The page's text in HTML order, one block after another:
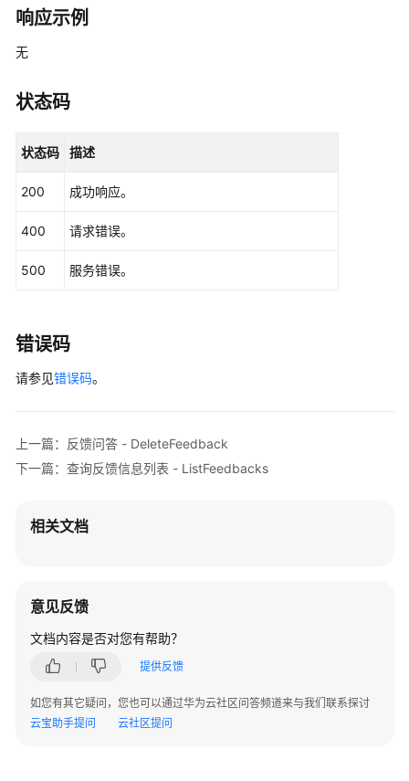
支
域
统
限
响应示例
无
状态码
状态码 描述
200 成功响应。
400 请求错误。
500 服务错误。
错误码
请参见错误码。
上一篇：反馈问答 - DeleteFeedback
下一篇：查询反馈信息列表 - ListFeedbacks
相关文档
意见反馈
文档内容是否对您有帮助？
提供反馈
如您有其它疑问，您也可以通过华为云社区问答频道来与我们联系探讨
云宝助手提问
云社区提问